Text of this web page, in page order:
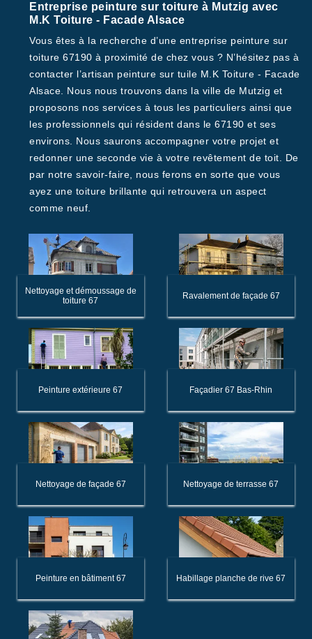
Entreprise peinture sur toiture à Mutzig avec
M.K Toiture - Facade Alsace
Vous êtes à la recherche d’une entreprise peinture sur
toiture 67190 à proximité de chez vous ? N’hésitez pas à
contacter l’artisan peinture sur tuile M.K Toiture - Facade
Alsace. Nous nous trouvons dans la ville de Mutzig et
proposons nos services à tous les particuliers ainsi que
les professionnels qui résident dans le 67190 et ses
environs. Nous saurons accompagner votre projet et
redonner une seconde vie à votre revêtement de toit. De
par notre savoir-faire, nous ferons en sorte que vous
ayez une toiture brillante qui retrouvera un aspect
comme neuf.
Nettoyage et démoussage de
toiture 67
Ravalement de façade 67
Peinture extérieure 67 Façadier 67 Bas-Rhin
Nettoyage de façade 67 Nettoyage de terrasse 67
Peinture en bâtiment 67 Habillage planche de rive 67